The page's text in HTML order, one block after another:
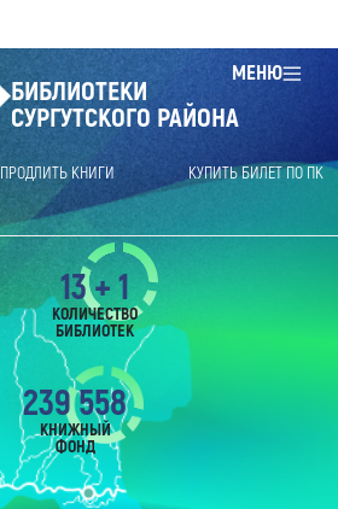
МЕНЮ
БИБЛИОТЕКИ
СУРГУТСКОГО РАЙОНА
ПРОДЛИТЬ КНИГИ КУПИТЬ БИЛЕТ ПО ПК
239 558
КНИЖНЫЙ
ФОНД
13 + 1
КОЛИЧЕСТВО
БИБЛИОТЕК